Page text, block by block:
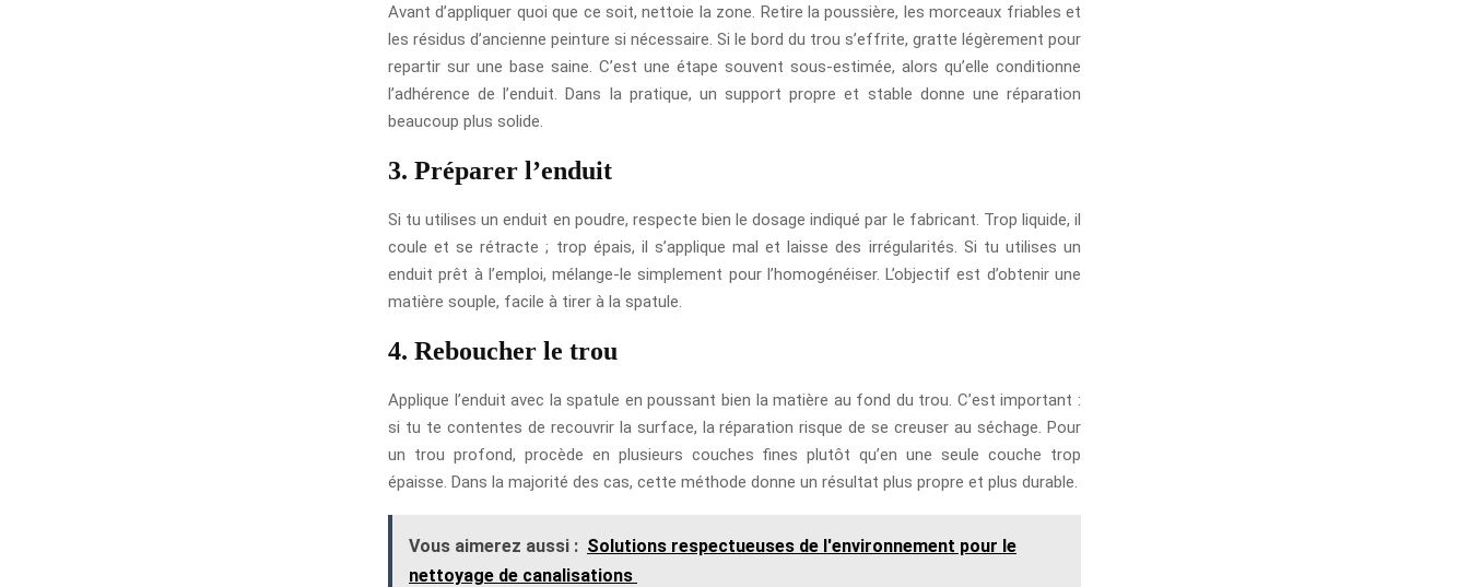
Avant d’appliquer quoi que ce soit, nettoie la zone. Retire la poussière, les morceaux friables et
les résidus d’ancienne peinture si nécessaire. Si le bord du trou s’effrite, gratte légèrement pour
repartir sur une base saine. C’est une étape souvent sous-estimée, alors qu’elle conditionne
l’adhérence de l’enduit. Dans la pratique, un support propre et stable donne une réparation
beaucoup plus solide.
3. Préparer l’enduit
Si tu utilises un enduit en poudre, respecte bien le dosage indiqué par le fabricant. Trop liquide, il
coule et se rétracte ; trop épais, il s’applique mal et laisse des irrégularités. Si tu utilises un
enduit prêt à l’emploi, mélange-le simplement pour l’homogénéiser. L’objectif est d’obtenir une
matière souple, facile à tirer à la spatule.
4. Reboucher le trou
Applique l’enduit avec la spatule en poussant bien la matière au fond du trou. C’est important :
si tu te contentes de recouvrir la surface, la réparation risque de se creuser au séchage. Pour
un trou profond, procède en plusieurs couches fines plutôt qu’en une seule couche trop
épaisse. Dans la majorité des cas, cette méthode donne un résultat plus propre et plus durable.
Vous aimerez aussi : Solutions respectueuses de l'environnement pour le
nettoyage de canalisations